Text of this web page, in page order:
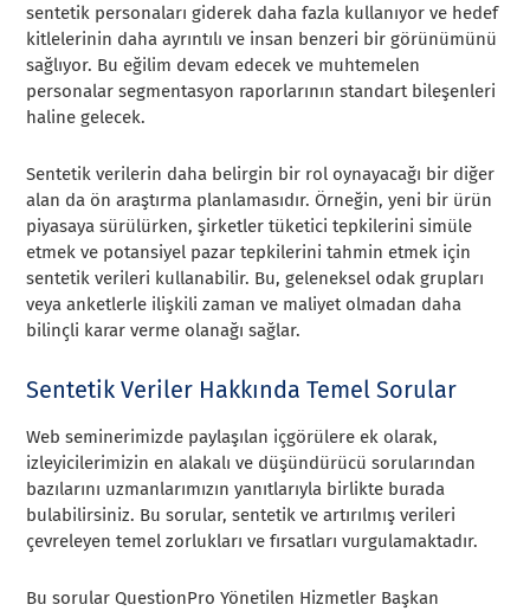
sentetik personaları giderek daha fazla kullanıyor ve hedef
kitlelerinin daha ayrıntılı ve insan benzeri bir görünümünü
sağlıyor. Bu eğilim devam edecek ve muhtemelen
personalar segmentasyon raporlarının standart bileşenleri
haline gelecek.
Sentetik verilerin daha belirgin bir rol oynayacağı bir diğer
alan da ön araştırma planlamasıdır. Örneğin, yeni bir ürün
piyasaya sürülürken, şirketler tüketici tepkilerini simüle
etmek ve potansiyel pazar tepkilerini tahmin etmek için
sentetik verileri kullanabilir. Bu, geleneksel odak grupları
veya anketlerle ilişkili zaman ve maliyet olmadan daha
bilinçli karar verme olanağı sağlar.
Sentetik Veriler Hakkında Temel Sorular
Web seminerimizde paylaşılan içgörülere ek olarak,
izleyicilerimizin en alakalı ve düşündürücü sorularından
bazılarını uzmanlarımızın yanıtlarıyla birlikte burada
bulabilirsiniz. Bu sorular, sentetik ve artırılmış verileri
çevreleyen temel zorlukları ve fırsatları vurgulamaktadır.
Bu sorular QuestionPro Yönetilen Hizmetler Başkan